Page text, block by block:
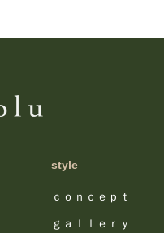
style
ｃｏｎｃｅｐｔ
ｇａｌｌｅｒｙ